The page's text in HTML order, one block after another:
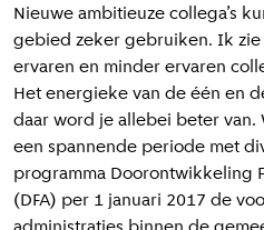
Nieuwe ambitieuze collega’s
gebied zeker gebruiken. Ik
ervaren en minder ervaren
Het energieke van de één en
daar word je allebei beter van.
een spannende periode met
programma Doorontwikkeling
(DFA) per 1 januari 2017 de